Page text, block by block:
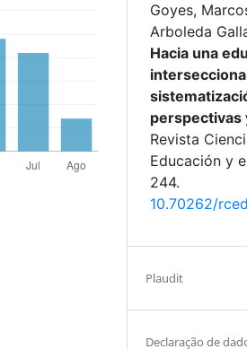
Goyes,
Arboleda
Hacia una
perspectivas
Revista
Educación y
244.
10.70262/
Plaudit
Declaração de